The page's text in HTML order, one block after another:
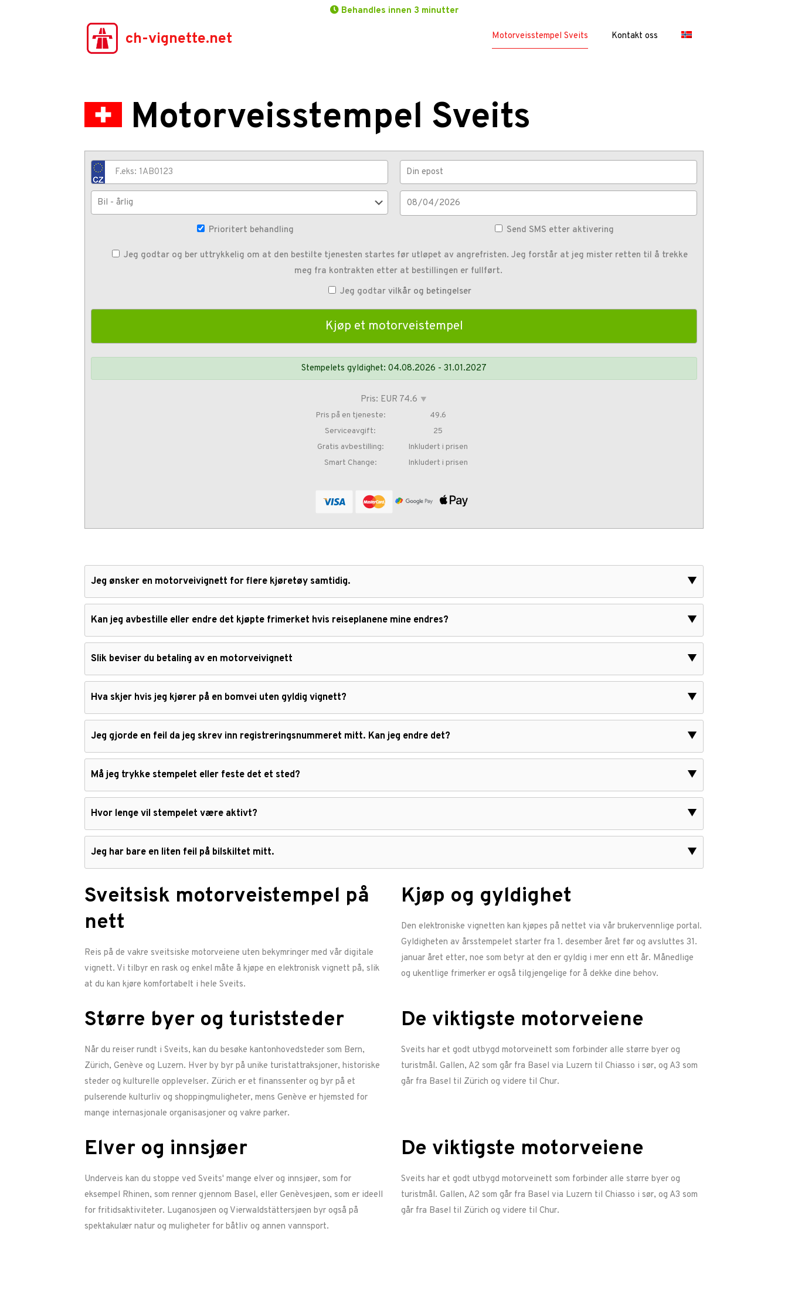
Behandles innen 3 minutter
ch-vignette.net Motorveisstempel Sveits Kontakt oss
Motorveisstempel Sveits
Prioritert behandling Send SMS etter aktivering
Jeg godtar og ber uttrykkelig om at den bestilte tjenesten startes før utløpet av angrefristen. Jeg forstår at jeg mister retten til å trekke
meg fra kontrakten etter at bestillingen er fullført.
Jeg godtar vilkår og betingelser
Stempelets gyldighet: 04.08.2026 - 31.01.2027
Pris: EUR 74.6 ⯆
Pris på en tjeneste:
49.6
Serviceavgift:
25
Gratis avbestilling:
Inkludert i prisen
Smart Change:
Inkludert i prisen
Jeg ønsker en motorveivignett for flere kjøretøy samtidig. ▼
Kan jeg avbestille eller endre det kjøpte frimerket hvis reiseplanene mine endres? ▼
Slik beviser du betaling av en motorveivignett ▼
Hva skjer hvis jeg kjører på en bomvei uten gyldig vignett? ▼
Jeg gjorde en feil da jeg skrev inn registreringsnummeret mitt. Kan jeg endre det? ▼
Må jeg trykke stempelet eller feste det et sted? ▼
Hvor lenge vil stempelet være aktivt? ▼
Jeg har bare en liten feil på bilskiltet mitt. ▼
Sveitsisk motorveistempel på
nett
Reis på de vakre sveitsiske motorveiene uten bekymringer med vår digitale
vignett. Vi tilbyr en rask og enkel måte å kjøpe en elektronisk vignett på, slik
at du kan kjøre komfortabelt i hele Sveits.
Kjøp og gyldighet
Den elektroniske vignetten kan kjøpes på nettet via vår brukervennlige portal.
Gyldigheten av årsstempelet starter fra 1. desember året før og avsluttes 31.
januar året etter, noe som betyr at den er gyldig i mer enn ett år. Månedlige
og ukentlige frimerker er også tilgjengelige for å dekke dine behov.
Større byer og turiststeder
Når du reiser rundt i Sveits, kan du besøke kantonhovedsteder som Bern,
Zürich, Genève og Luzern. Hver by byr på unike turistattraksjoner, historiske
steder og kulturelle opplevelser. Zürich er et finanssenter og byr på et
pulserende kulturliv og shoppingmuligheter, mens Genève er hjemsted for
mange internasjonale organisasjoner og vakre parker.
De viktigste motorveiene
Sveits har et godt utbygd motorveinett som forbinder alle større byer og
turistmål. Gallen, A2 som går fra Basel via Luzern til Chiasso i sør, og A3 som
går fra Basel til Zürich og videre til Chur.
Elver og innsjøer
Underveis kan du stoppe ved Sveits' mange elver og innsjøer, som for
eksempel Rhinen, som renner gjennom Basel, eller Genèvesjøen, som er ideell
for fritidsaktiviteter. Luganosjøen og Vierwaldstättersjøen byr også på
spektakulær natur og muligheter for båtliv og annen vannsport.
De viktigste motorveiene
Sveits har et godt utbygd motorveinett som forbinder alle større byer og
turistmål. Gallen, A2 som går fra Basel via Luzern til Chiasso i sør, og A3 som
går fra Basel til Zürich og videre til Chur.